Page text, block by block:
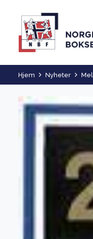
Hjem Nyheter